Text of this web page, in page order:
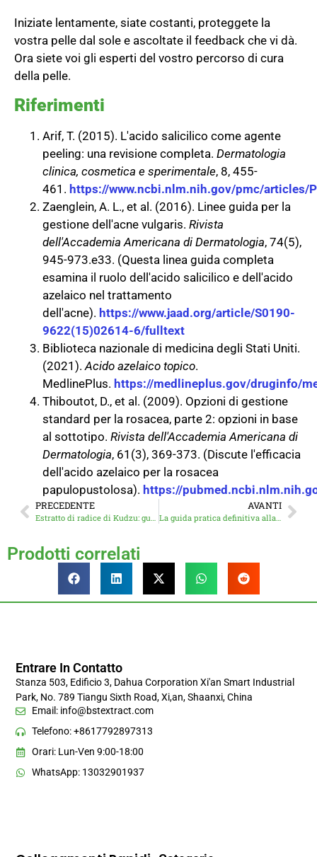
Iniziate lentamente, siate costanti, proteggete la
vostra pelle dal sole e ascoltate il feedback che vi dà.
Ora siete voi gli esperti del vostro percorso di cura
della pelle.
Riferimenti
Arif, T. (2015). L'acido salicilico come agente
peeling: una revisione completa. Dermatologia
clinica, cosmetica e sperimentale, 8, 455-
461. https://www.ncbi.nlm.nih.gov/pmc/articles/
Zaenglein, A. L., et al. (2016). Linee guida per la
gestione dell'acne vulgaris. Rivista
dell'Accademia Americana di Dermatologia, 74(5),
945-973.e33. (Questa linea guida completa
esamina il ruolo dell'acido salicilico e dell'acido
azelaico nel trattamento
dell'acne). https://www.jaad.org/article/S0190-
9622(15)02614-6/fulltext
Biblioteca nazionale di medicina degli Stati Uniti.
(2021).Acido azelaico topico.
MedlinePlus. https://medlineplus.gov/druginfo/
Thiboutot, D., et al. (2009). Opzioni di gestione
standard per la rosacea, parte 2: opzioni in base
al sottotipo. Rivista dell'Accademia Americana di
Dermatologia, 61(3), 369-373. (Discute l'efficacia
dell'acido azelaico per la rosacea
papulopustolosa). https://
PRECEDENTE
Estratto di radice di Kudzu: guida completa ai benefici, alla sicurezza e all'uso (2025)
AVANTI
La guida pratica definitiva alla zucca in polvere per cani: meglio di quella in scatola? (2025)
Prodotti correlati
Entrare In Contatto
Stanza 503, Edificio 3, Dahua Corporation Xi'an Smart Industrial
Park, No. 789 Tiangu Sixth Road, Xi,an, Shaanxi, China
Email: info@bstextract.com
Telefono: +8617792897313
Orari: Lun-Ven 9:00-18:00
WhatsApp: 13032901937